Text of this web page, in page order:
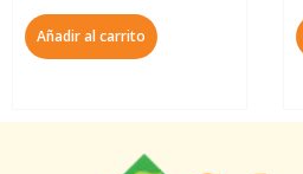
Añadir al carrito